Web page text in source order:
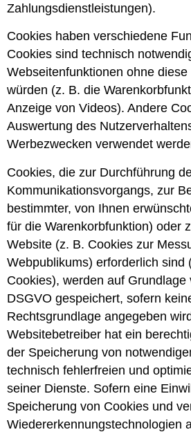
Zahlungsdienstleistungen).
Cookies haben verschiedene
Cookies sind technisch
Webseitenfunktionen ohne
würden (z. B. die
Anzeige von Videos). Andere
Auswertung des
Werbezwecken verwendet
Cookies, die zur Durchführung
Kommunikationsvorgangs, zur
bestimmter, von Ihnen
für die Warenkorbfunktion) oder
Website (z. B. Cookies zur
Webpublikums) erforderlich sind
Cookies), werden auf Grundlage
DSGVO gespeichert, sofern
Rechtsgrundlage angegeben
Websitebetreiber hat ein
der Speicherung von
technisch fehlerfreien und
seiner Dienste. Sofern eine
Speicherung von Cookies und
Wiedererkennungstechnologien